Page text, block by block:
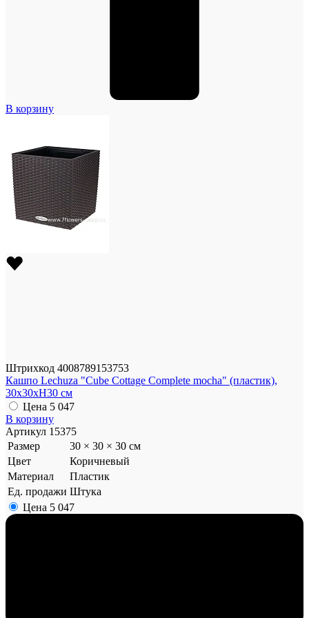
В корзину
Штрихкод 4008789153753
Кашпо Lechuza "Cube Cottage Complete mocha" (пластик),
30x30xH30 см
Цена 5 047
В корзину
Артикул 15375
Размер
30 × 30 × 30 см
Цвет
Коричневый
Материал
Пластик
Ед. продажи Штука
Цена 5 047